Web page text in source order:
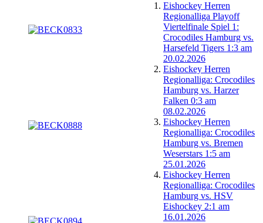
Eishockey Herren
Regionalliga Playoff
Viertelfinale Spiel 1:
Crocodiles Hamburg vs.
Harsefeld Tigers 1:3 am
20.02.2026
Eishockey Herren
Regionalliga: Crocodiles
Hamburg vs. Harzer
Falken 0:3 am
08.02.2026
Eishockey Herren
Regionalliga: Crocodiles
Hamburg vs. Bremen
Weserstars 1:5 am
25.01.2026
Eishockey Herren
Regionalliga: Crocodiles
Hamburg vs. HSV
Eishockey 2:1 am
16.01.2026